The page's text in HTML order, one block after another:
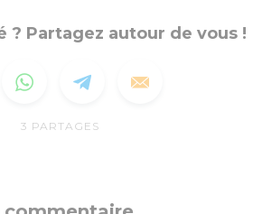
? Partagez autour de vous !
3 PARTAGES